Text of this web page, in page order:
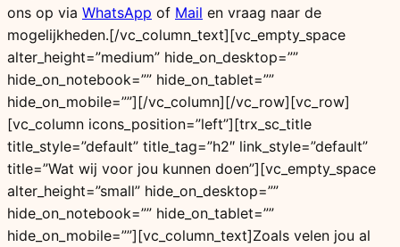
ons op via WhatsApp of Mail en vraag naar de
mogelijkheden.[/vc_column_text][vc_empty_space
alter_height=”medium” hide_on_desktop=””
hide_on_notebook=”” hide_on_tablet=””
hide_on_mobile=””][/vc_column][/vc_row][vc_row]
[vc_column icons_position=”left”][trx_sc_title
title_style=”default” title_tag=”h2″ link_style=”default”
title=”Wat wij voor jou kunnen doen”][vc_empty_space
alter_height=”small” hide_on_desktop=””
hide_on_notebook=”” hide_on_tablet=””
hide_on_mobile=””][vc_column_text]Zoals velen jou al